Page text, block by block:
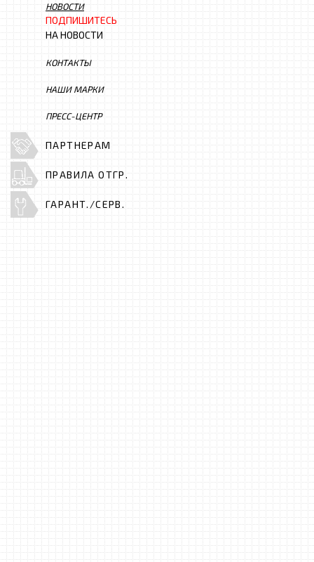
НОВОСТИ
ПОДПИШИТЕСЬ
НА НОВОСТИ
КОНТАКТЫ
НАШИ МАРКИ
ПРЕСС-ЦЕНТР
ПАРТНЕРАМ
ПРАВИЛА ОТГР.
ГАРАНТ./СЕРВ.